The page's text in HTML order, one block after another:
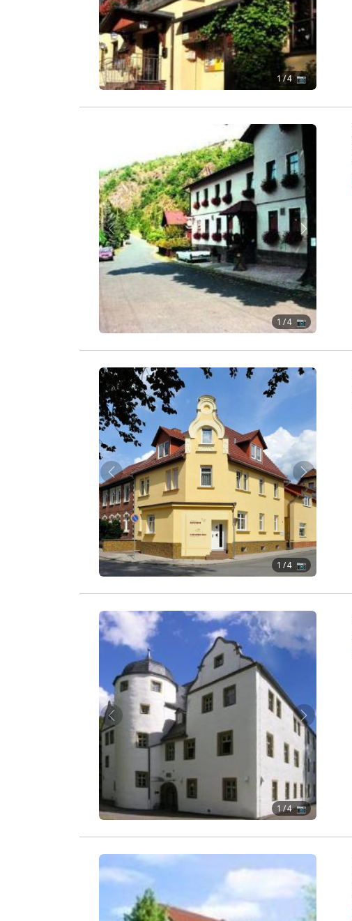
1 / 4 📷
Zurück Weiter
1 / 4 📷
Zurück Weiter
1 / 4 📷
Zurück Weiter
1 / 4 📷